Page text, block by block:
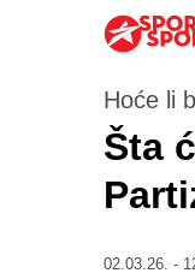
Hoće li
Šta
02.03.26. -